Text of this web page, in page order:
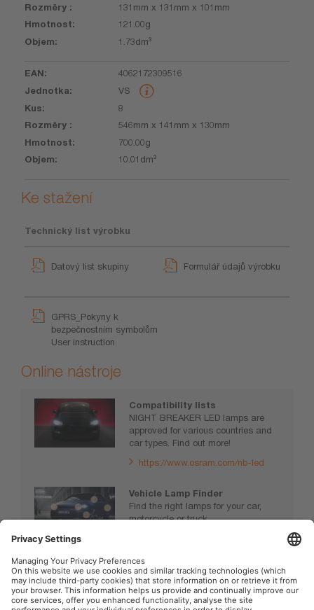
131mm x 131mm x 101mm
121.00g
1.73dm³
4062172309516
VS
8
546mm x 141mm x 130mm
700.00g
10.01dm³
Ke stažení
Technický list výrobku
Datový list skupiny Formulář údajů výrobku
GPRS_Pokyny k
bezpečnostním symbolům
User instruction
Online nástroje
Compatibility lists
NIGHT BREAKER LED lamps are
approved for various countries and
car types. Find out more!
https://www.osram.com/nb-led
Vehicle Lamp Finder
Find the right lamps for your car,
motorcycle or truck.